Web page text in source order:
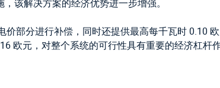
该解决方案的经济优势进一步增强。
部分进行补偿，同时还提供最高每千瓦时 0.10
欧元，对整个系统的可行性具有重要的经济杠杆作